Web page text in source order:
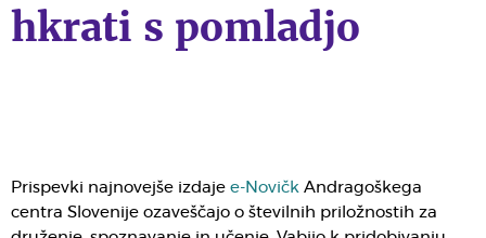
hkrati s pomladjo
Prispevki najnovejše izdaje e-Novičk Andragoškega
centra Slovenije ozaveščajo o številnih priložnostih za